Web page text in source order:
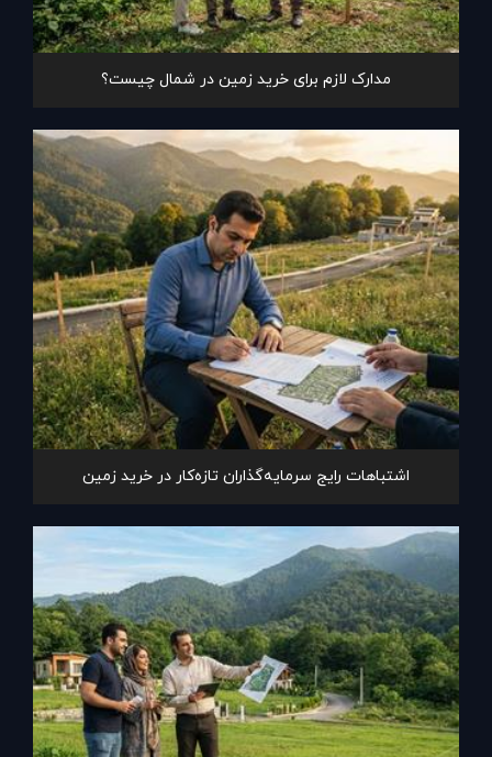
مدارک لازم برای خرید زمین در شمال چیست؟
اشتباهات رایج سرمایه‌گذاران تازه‌کار در خرید زمین